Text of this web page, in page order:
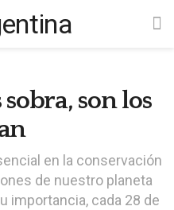
son los
en la conservación
de nuestro planeta
importancia, cada 28 de